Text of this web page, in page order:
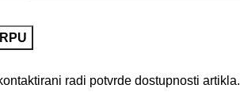
radi potvrde dostupnosti artikla.